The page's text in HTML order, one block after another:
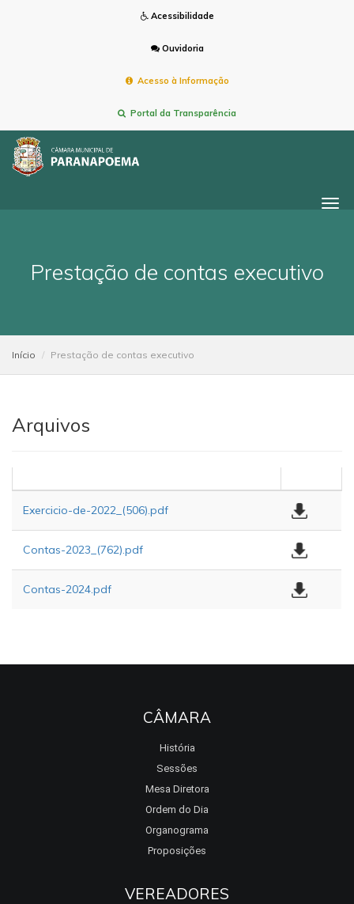
Acessibilidade
Ouvidoria
Acesso à Informação
Portal da Transparência
Prestação de contas executivo
Início Prestação de contas executivo
Arquivos
Exercicio-de-2022_(506).pdf
Contas-2023_(762).pdf
Contas-2024.pdf
CÂMARA
História
Sessões
Mesa Diretora
Ordem do Dia
Organograma
Proposições
VEREADORES